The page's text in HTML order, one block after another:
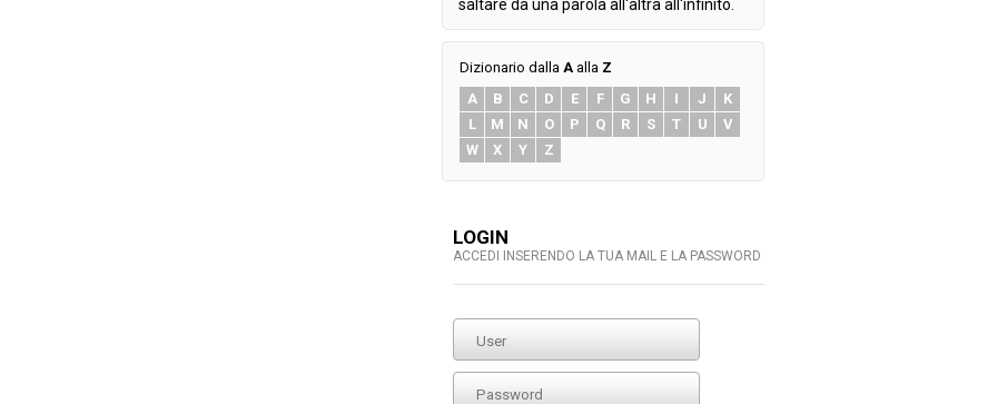
saltare da una parola all'altra all'infinito.
Dizionario dalla A alla Z
A
B C D E F G H I J
K
L
M N O P Q R S T U
V
W
X Y Z
LOGIN
ACCEDI INSERENDO LA TUA MAIL E LA PASSWORD